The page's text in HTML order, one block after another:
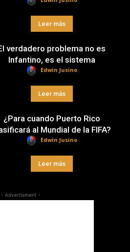
Leer más
verdadero problema no es
Infantino, es el sistema
Edwin Jusino
Leer más
¿Para cuando Puerto Rico
al Mundial de la FIFA?
Edwin Jusino
Leer más
- Advertisment -